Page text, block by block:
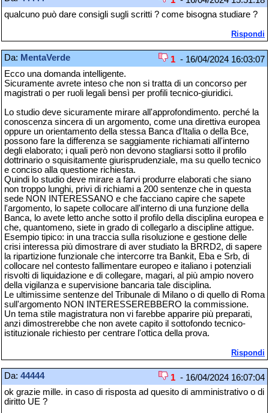
qualcuno può dare consigli sugli scritti ? come bisogna studiare ?
Rispondi
Da: MentaVerde 1 - 16/04/2024 16:03:07
Ecco una domanda intelligente.
Sicuramente avrete inteso che non si tratta di un concorso per
magistrati o per ruoli legali bensì per profili tecnico-giuridici.
Lo studio deve sicuramente mirare all'approfondimento. perché la
conoscenza sincera di un argomento, come una direttiva europea
oppure un orientamento della stessa Banca d'Italia o della Bce,
possono fare la differenza se saggiamente richiamati all'interno
degli elaborato; i quali però non devono stagliarsi sotto il profilo
dottrinario o squisitamente giurisprudenziale, ma su quello tecnico
e conciso alla questione richiesta.
Quindi lo studio deve mirare a farvi produrre elaborati che siano
non troppo lunghi, privi di richiami a 200 sentenze che in questa
sede NON INTERESSANO e che facciano capire che sapete
l'argomento, lo sapete collocare all'interno di una funzione della
Banca, lo avete letto anche sotto il profilo della disciplina europea e
che, quantomeno, siete in grado di collegarlo a discipline attigue.
Esempio tipico: in una traccia sulla risoluzione e gestione delle
crisi interessa più dimostrare di aver studiato la BRRD2, di sapere
la ripartizione funzionale che intercorre tra Bankit, Eba e Srb, di
collocare nel contesto fallimentare europeo e italiano i potenziali
risvolti di liquidazione e di collegare, magari, al più ampio novero
della vigilanza e supervisione bancaria tale disciplina.
Le ultimissime sentenze del Tribunale di Milano o di quello di Roma
sull'argomento NON INTERESSEREBBERO la commissione.
Un tema stile magistratura non vi farebbe apparire più preparati,
anzi dimostrerebbe che non avete capito il sottofondo tecnico-
istituzionale richiesto per centrare l'ottica della prova.
Rispondi
Da: 44444 1 - 16/04/2024 16:07:04
ok grazie mille. in caso di risposta ad quesito di amministrativo o di
diritto UE ?